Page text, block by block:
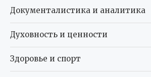
Документалистика и аналитика
Духовность и ценности
Здоровье и спорт